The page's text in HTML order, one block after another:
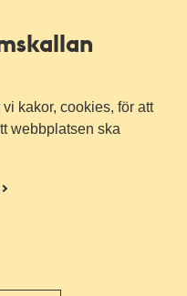
kakor, cookies, för att
webbplatsen ska